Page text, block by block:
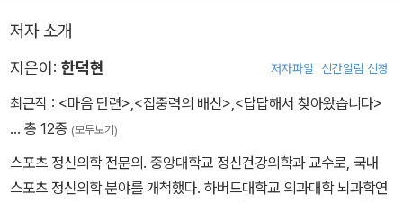
저자 소개
지은이: 한덕현 저자파일 신간알림 신청
최근작 : <마음 단련>,<집중력의 배신>,<답답해서 찾아왔습니다>
… 총 12종 (모두보기)
스포츠 정신의학 전문의. 중앙대학교 정신건강의학과 교수로, 국내
스포츠 정신의학 분야를 개척했다. 하버드대학교 의과대학 뇌과학연